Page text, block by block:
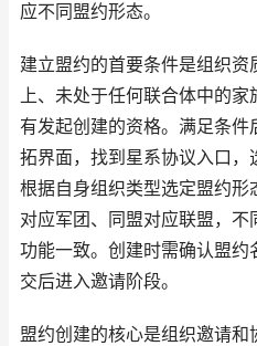
应不同盟约形态。
建立盟约的首要条件是组织
上、未处于任何联合体中的
有发起创建的资格。满足条
拓界面，找到星系协议入口
根据自身组织类型选定盟约
对应军团、同盟对应联盟，
功能一致。创建时需确认盟
交后进入邀请阶段。
盟约创建的核心是组织邀请